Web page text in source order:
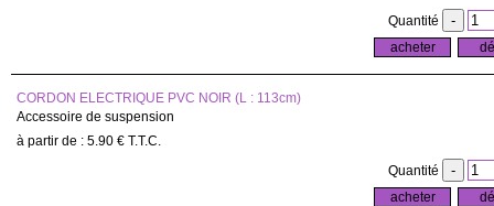
Quantité
CORDON ELECTRIQUE PVC NOIR (L : 113cm)
Accessoire de suspension
5.90 € T.T.C.
Quantité